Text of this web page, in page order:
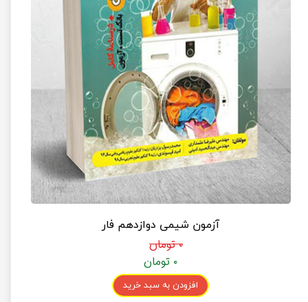
آزمون شیمی دوازدهم فار
۰ تومان
۰ تومان
افزودن به سبد خرید